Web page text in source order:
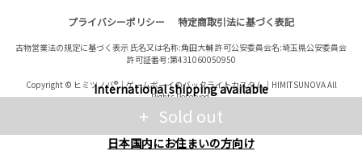
International shipping available
Sold out
日本国内にお住まいの方向け
プライバシーポリシー 特定商取引法に基づく表記
古物営業法の規定に基づく表示 氏名又は名称:角田大輔 許可公安委員会名:埼玉県公安委員会
許可証番号:第431060050950
Copyright © ヒミツノバ®｜ゲームボーイのバックライトカスタム｜HIMITSUNOVA All
Rights Reserved.